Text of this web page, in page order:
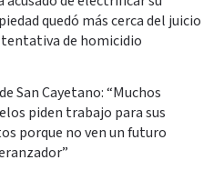
quedó más cerca del juicio
de homicidio
San Cayetano: “Muchos
piden trabajo para sus
porque no ven un futuro